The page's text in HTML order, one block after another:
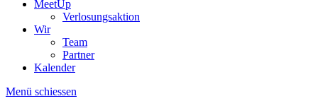
MeetUp
Verlosungsaktion
Wir
Team
Partner
Kalender
Menü schiessen